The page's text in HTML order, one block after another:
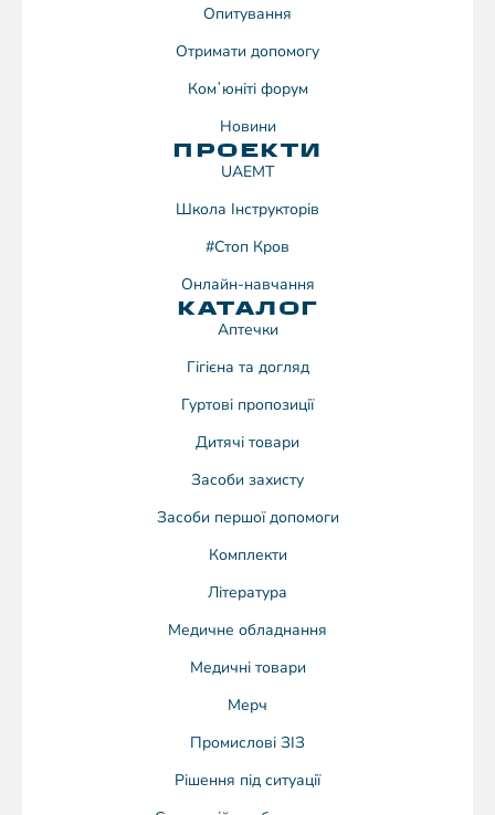
Опитування
Отримати допомогу
Комʼюніті форум
Новини
ПРОЕКТИ
UAEMT
Школа Інструкторів
#Стоп Кров
Онлайн-навчання
КАТАЛОГ
Аптечки
Гігієна та догляд
Гуртові пропозиції
Дитячі товари
Засоби захисту
Засоби першої допомоги
Комплекти
Література
Медичне обладнання
Медичні товари
Мерч
Промислові ЗІЗ
Рішення під ситуації